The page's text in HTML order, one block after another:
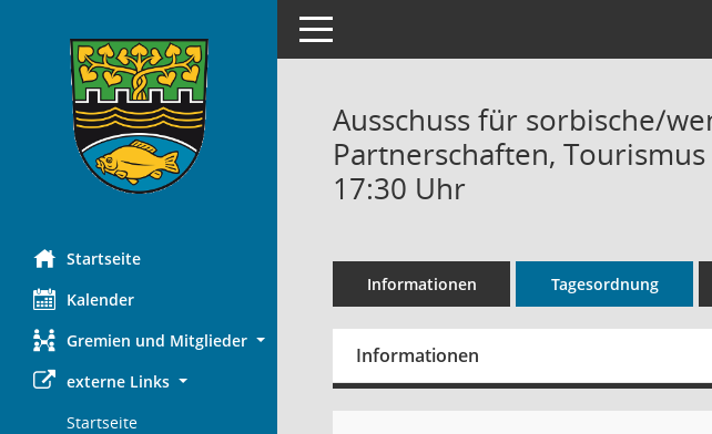
Startseite
Kalender
Gremien und Mitglieder
externe Links
Startseite
Toggle navigation
Ausschuss für sorbische/
Partnerschaften,
17:30 Uhr
Informationen Tagesordnung
Informationen